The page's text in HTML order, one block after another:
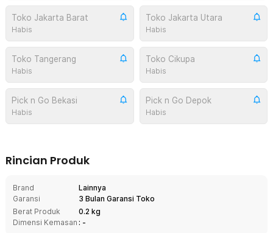
Toko Jakarta Barat
Habis
Toko Jakarta Utara
Habis
Toko Tangerang
Habis
Toko Cikupa
Habis
Pick n Go Bekasi
Habis
Pick n Go Depok
Habis
Rincian Produk
Brand
Lainnya
Garansi
3 Bulan Garansi Toko
Berat Produk
0.2 kg
Dimensi Kemasan : -